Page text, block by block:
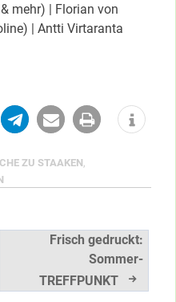
mehr) | Florian von
| Antti Virtaranta
ZU STAAKEN,
Frisch gedruckt:
Sommer-
TREFFPUNKT